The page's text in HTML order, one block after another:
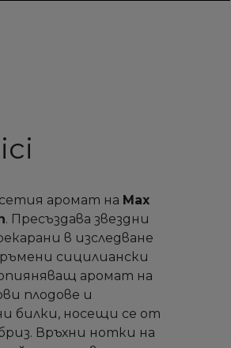
аромат на Max
. Пресъздава звездни
в изследване
сицилиански
аромат на
плодове и
билки, носещи се от
Връхни нотки на